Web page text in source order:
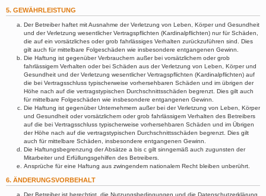
5. GEWÄHRLEISTUNG
Der Betreiber haftet mit Ausnahme der Verletzung von Leben, Körper und Gesundheit
und der Verletzung wesentlicher Vertragspflichten (Kardinalpflichten) nur für Schäden,
die auf ein vorsätzliches oder grob fahrlässiges Verhalten zurückzuführen sind. Dies
gilt auch für mittelbare Folgeschäden wie insbesondere entgangenen Gewinn.
Die Haftung ist gegenüber Verbrauchern außer bei vorsätzlichem oder grob
fahrlässigem Verhalten oder bei Schäden aus der Verletzung von Leben, Körper und
Gesundheit und der Verletzung wesentlicher Vertragspflichten (Kardinalpflichten) auf
die bei Vertragsschluss typischerweise vorhersehbaren Schäden und im übrigen der
Höhe nach auf die vertragstypischen Durchschnittsschäden begrenzt. Dies gilt auch
für mittelbare Folgeschäden wie insbesondere entgangenen Gewinn.
Die Haftung ist gegenüber Unternehmern außer bei der Verletzung von Leben, Körper
und Gesundheit oder vorsätzlichem oder grob fahrlässigem Verhalten des Betreibers
auf die bei Vertragsschluss typischerweise vorhersehbaren Schäden und im Übrigen
der Höhe nach auf die vertragstypischen Durchschnittsschäden begrenzt. Dies gilt
auch für mittelbare Schäden, insbesondere entgangenen Gewinn.
Die Haftungsbegrenzung der Absätze a bis c gilt sinngemäß auch zugunsten der
Mitarbeiter und Erfüllungsgehilfen des Betreibers.
Ansprüche für eine Haftung aus zwingendem nationalem Recht bleiben unberührt.
6. ÄNDERUNGSVORBEHALT
Der Betreiber ist berechtigt, die Nutzungsbedingungen und die Datenschutzerklärung